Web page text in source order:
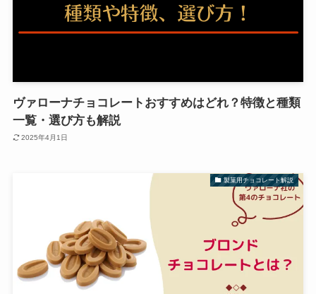
ヴァローナチョコレートおすすめはどれ？特徴と種類
一覧・選び方も解説
2025年4月1日
製菓用チョコレート解説